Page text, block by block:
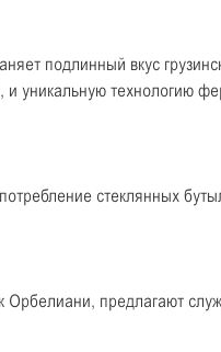
подлинный вкус
уникальную технологию
стеклянных
предлагают